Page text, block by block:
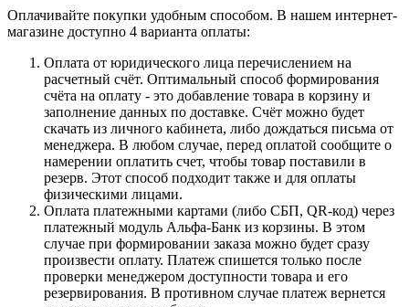
Оплачивайте покупки удобным способом. В нашем интернет-
магазине доступно 4 варианта оплаты:
Оплата от юридического лица перечислением на
расчетный счёт. Оптимальный способ формирования
счёта на оплату - это добавление товара в корзину и
заполнение данных по доставке. Счёт можно будет
скачать из личного кабинета, либо дождаться письма от
менеджера. В любом случае, перед оплатой сообщите о
намерении оплатить счет, чтобы товар поставили в
резерв. Этот способ подходит также и для оплаты
физическими лицами.
Оплата платежными картами (либо СБП, QR-код) через
платежный модуль Альфа-Банк из корзины. В этом
случае при формировании заказа можно будет сразу
произвести оплату. Платеж спишется только после
проверки менеджером доступности товара и его
резервирования. В противном случае платеж вернется